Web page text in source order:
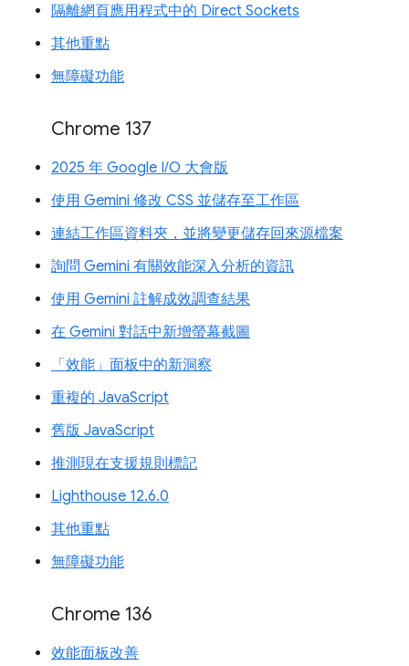
隔離網頁應用程式中的 Direct Sockets
其他重點
無障礙功能
Chrome 137
2025 年 Google I/O 大會版
使用 Gemini 修改 CSS 並儲存至工作區
連結工作區資料夾，並將變更儲存回來源檔案
詢問 Gemini 有關效能深入分析的資訊
使用 Gemini 註解成效調查結果
在 Gemini 對話中新增螢幕截圖
「效能」面板中的新洞察
重複的 JavaScript
舊版 JavaScript
推測現在支援規則標記
Lighthouse 12.6.0
其他重點
無障礙功能
Chrome 136
效能面板改善